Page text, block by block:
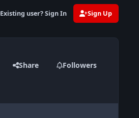
Existing user? Sign In Sign Up
Share Followers